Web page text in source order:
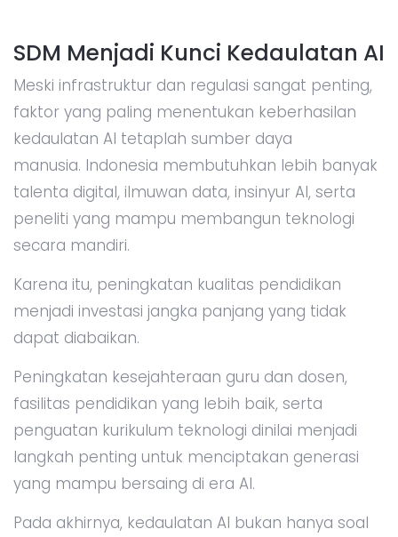
SDM Menjadi Kunci Kedaulatan AI
Meski infrastruktur dan regulasi sangat penting,
faktor yang paling menentukan keberhasilan
kedaulatan AI tetaplah sumber daya
manusia. Indonesia membutuhkan lebih banyak
talenta digital, ilmuwan data, insinyur AI, serta
peneliti yang mampu membangun teknologi
secara mandiri.
Karena itu, peningkatan kualitas pendidikan
menjadi investasi jangka panjang yang tidak
dapat diabaikan.
Peningkatan kesejahteraan guru dan dosen,
fasilitas pendidikan yang lebih baik, serta
penguatan kurikulum teknologi dinilai menjadi
langkah penting untuk menciptakan generasi
yang mampu bersaing di era AI.
Pada akhirnya, kedaulatan AI bukan hanya soal